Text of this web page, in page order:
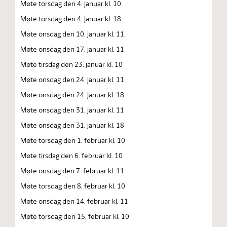
Møte torsdag den 4. januar kl. 10.
Møte torsdag den 4. januar kl. 18.
Møte onsdag den 10. januar kl. 11.
Møte onsdag den 17. januar kl. 11
Møte tirsdag den 23. januar kl. 10
Møte onsdag den 24. januar kl. 11
Møte onsdag den 24. januar kl. 18
Møte onsdag den 31. januar kl. 11
Møte onsdag den 31. januar kl. 18
Møte torsdag den 1. februar kl. 10
Møte tirsdag den 6. februar kl. 10
Møte onsdag den 7. februar kl. 11
Møte torsdag den 8. februar kl. 10
Møte onsdag den 14. februar kl. 11
Møte torsdag den 15. februar kl. 10